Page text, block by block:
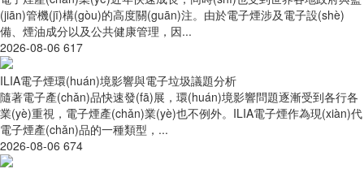
(jiān)管機(jī)構(gòu)的高度關(guān)注。由於電子煙涉及電子設(shè)
備、煙油成分以及公共健康管理，因...
2026-08-06 617
ILIA電子煙環(huán)境影響與電子垃圾議題分析
隨著電子產(chǎn)品快速發(fā)展，環(huán)境影響問題逐漸受到各行各
業(yè)重視，電子煙產(chǎn)業(yè)也不例外。ILIA電子煙作為現(xiàn)代
電子煙產(chǎn)品的一種類型，...
2026-08-06 674